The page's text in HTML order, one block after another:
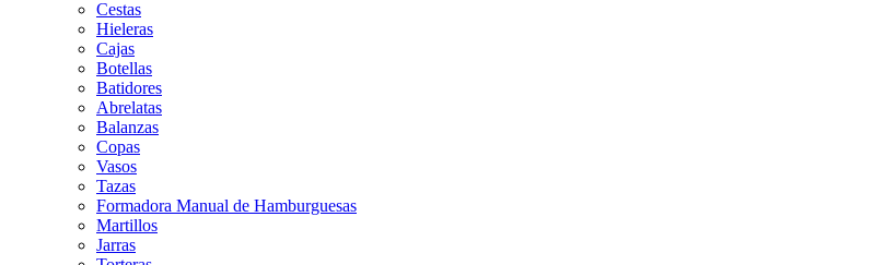
Cestas
Hieleras
Cajas
Botellas
Batidores
Abrelatas
Balanzas
Copas
Vasos
Tazas
Formadora Manual de Hamburguesas
Martillos
Jarras